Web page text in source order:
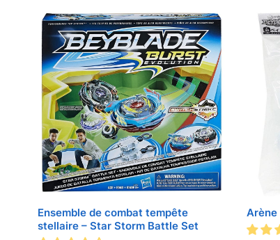
Ensemble de combat tempête
stellaire – Star Storm Battle Set
Arène